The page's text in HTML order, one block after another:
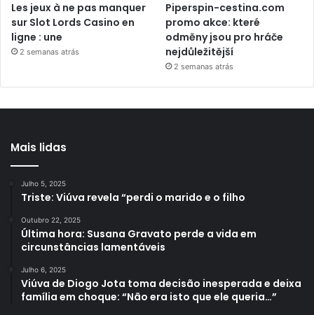
Les jeux à ne pas manquer
sur Slot Lords Casino en
ligne : une
2 semanas atrás
Piperspin-cestina.com
promo akce: které
odměny jsou pro hráče
nejdůležitější
2 semanas atrás
Mais lidas
Julho 5, 2025
Triste: Viúva revela “perdi o marido e o filho
Outubro 22, 2025
Última hora: Susana Gravato perde a vida em
circunstâncias lamentáveis
Julho 6, 2025
Viúva de Diogo Jota toma decisão inesperada e deixa
família em choque: “Não era isto que ele queria…”